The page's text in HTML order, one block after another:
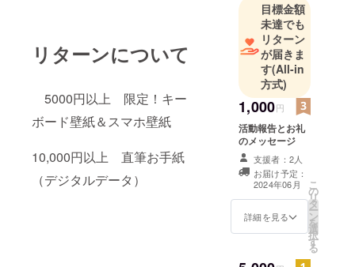
リターンについて
5000円以上 限定！キー
ボード壁紙＆スマホ壁紙
10,000円以上 直筆お手紙
（デジタルデータ）
目標金額
未達でも
リターン
が届きま
す(All-in
方式)
1,000円
活動報告とお礼
のメッセージ
支援者：2人
お届け予定：
2024年06月
詳細を見る
こ
の
リ
タ
ー
ン
を
選
択
す
る